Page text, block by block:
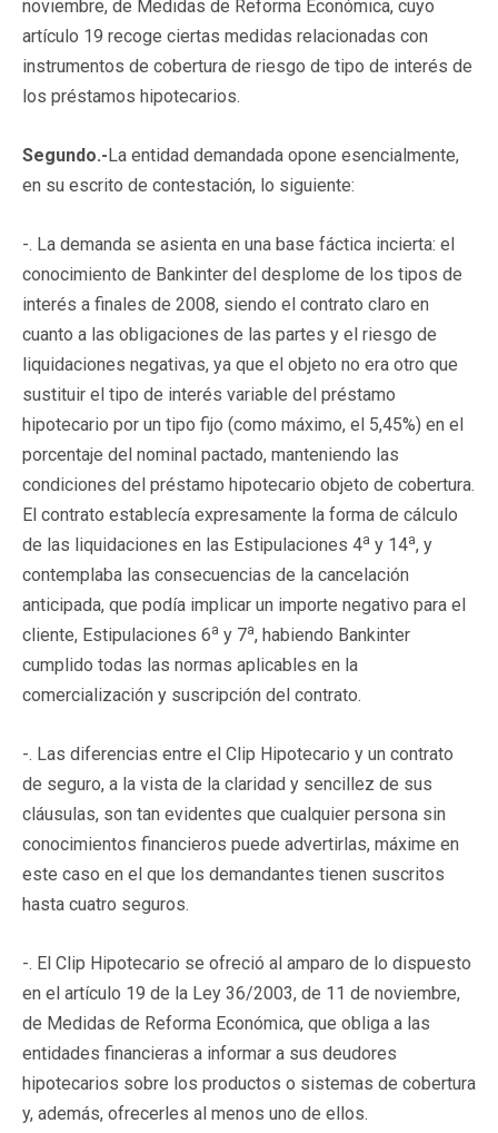
noviembre, de Medidas de Reforma Económica, cuyo
artículo 19 recoge ciertas medidas relacionadas con
instrumentos de cobertura de riesgo de tipo de interés de
los préstamos hipotecarios.
Segundo.-La entidad demandada opone esencialmente,
en su escrito de contestación, lo siguiente:
-. La demanda se asienta en una base fáctica incierta: el
conocimiento de Bankinter del desplome de los tipos de
interés a finales de 2008, siendo el contrato claro en
cuanto a las obligaciones de las partes y el riesgo de
liquidaciones negativas, ya que el objeto no era otro que
sustituir el tipo de interés variable del préstamo
hipotecario por un tipo fijo (como máximo, el 5,45%) en el
porcentaje del nominal pactado, manteniendo las
condiciones del préstamo hipotecario objeto de cobertura.
El contrato establecía expresamente la forma de cálculo
de las liquidaciones en las Estipulaciones 4a y 14a, y
contemplaba las consecuencias de la cancelación
anticipada, que podía implicar un importe negativo para el
cliente, Estipulaciones 6a y 7a, habiendo Bankinter
cumplido todas las normas aplicables en la
comercialización y suscripción del contrato.
-. Las diferencias entre el Clip Hipotecario y un contrato
de seguro, a la vista de la claridad y sencillez de sus
cláusulas, son tan evidentes que cualquier persona sin
conocimientos financieros puede advertirlas, máxime en
este caso en el que los demandantes tienen suscritos
hasta cuatro seguros.
-. El Clip Hipotecario se ofreció al amparo de lo dispuesto
en el artículo 19 de la Ley 36/2003, de 11 de noviembre,
de Medidas de Reforma Económica, que obliga a las
entidades financieras a informar a sus deudores
hipotecarios sobre los productos o sistemas de cobertura
y, además, ofrecerles al menos uno de ellos.